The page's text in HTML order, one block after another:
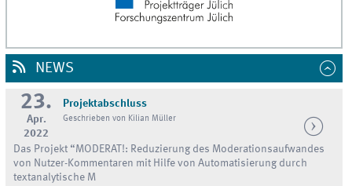
NEWS
23.
Apr.
2022
Projektabschluss
Geschrieben von Kilian Müller
Das Projekt “MODERAT!: Reduzierung des Moderationsaufwandes
von Nutzer-Kommentaren mit Hilfe von Automatisierung durch
textanalytische M